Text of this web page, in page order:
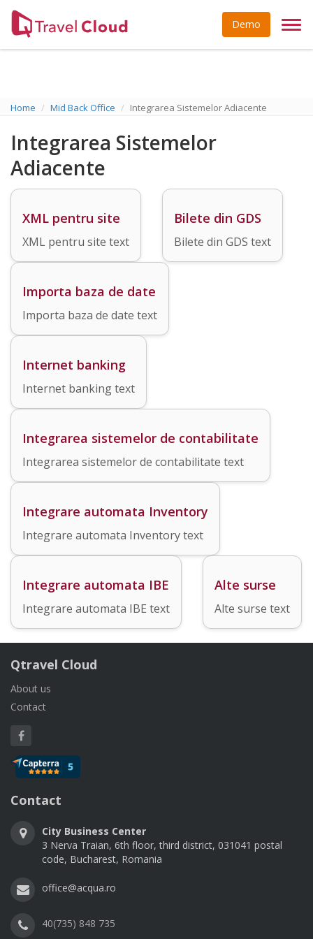
Demo
Home Mid Back Office Integrarea Sistemelor Adiacente
Integrarea Sistemelor
Adiacente
XML pentru site
XML pentru site text
Bilete din GDS
Bilete din GDS text
Importa baza de date
Importa baza de date text
Internet banking
Internet banking text
Integrarea sistemelor de contabilitate
Integrarea sistemelor de contabilitate text
Integrare automata Inventory
Integrare automata Inventory text
Integrare automata IBE
Integrare automata IBE text
Alte surse
Alte surse text
Qtravel Cloud
About us
Contact
Contact
City Business Center
3 Nerva Traian, 6th floor, third district, 031041 postal
code, Bucharest, Romania
office@acqua.ro
40(735) 848 735